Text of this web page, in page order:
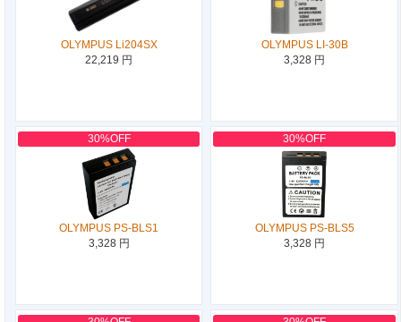
OLYMPUS Li204SX
22,219 円
OLYMPUS LI-30B
3,328 円
30%OFF
OLYMPUS PS-BLS1
3,328 円
30%OFF
OLYMPUS PS-BLS5
3,328 円